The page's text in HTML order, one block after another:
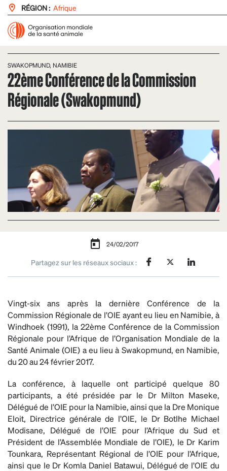
RÉGION : Afrique
SWAKOPMUND, NAMIBIE
22ème Conférence de la Commission
Régionale (Swakopmund)
24/02/2017
Partagez sur les réseaux sociaux :
Vingt-six ans après la dernière Conférence de la
Commission Régionale de l’OIE ayant eu lieu en Namibie, à
Windhoek (1991), la 22ème Conférence de la Commission
Régionale pour l’Afrique de l’Organisation Mondiale de la
Santé Animale (OIE) a eu lieu à Swakopmund, en Namibie,
du 20 au 24 février 2017.
La conférence, à laquelle ont participé quelque 80
participants, a été présidée par le Dr Milton Maseke,
Délégué de l’OIE pour la Namibie, ainsi que la Dre Monique
Eloit, Directrice générale de l’OIE, le Dr Botlhe Michael
Modisane, Délégué de l’OIE pour l’Afrique du Sud et
Président de l’Assemblée Mondiale de l’OIE), le Dr Karim
Tounkara, Représentant Régional de l’OIE pour l’Afrique,
ainsi que le Dr Komla Daniel Batawui, Délégué de l’OIE du